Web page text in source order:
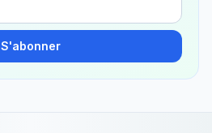
S'abonner